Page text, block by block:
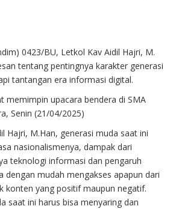
0423/BU, Letkol Kav Aidil Hajri, M.
tentang pentingnya karakter generasi
tantangan era informasi digital.
memimpin upacara bendera di SMA
Senin (21/04/2025)
Hajri, M.Han, generasi muda saat ini
nasionalismenya, dampak dari
teknologi informasi dan pengaruh
dengan mudah mengakses apapun dari
konten yang positif maupun negatif.
saat ini harus bisa menyaring dan